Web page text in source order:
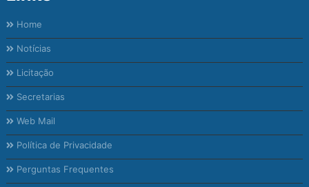
Home
Notícias
Licitação
Secretarias
Web Mail
Política de Privacidade
Perguntas Frequentes